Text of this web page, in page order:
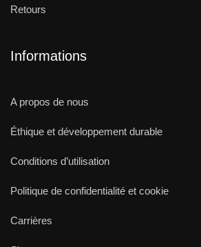
Retours
Informations
A propos de nous
Éthique et développement durable
Conditions d’utilisation
Politique de confidentialité et cookie
Carrières